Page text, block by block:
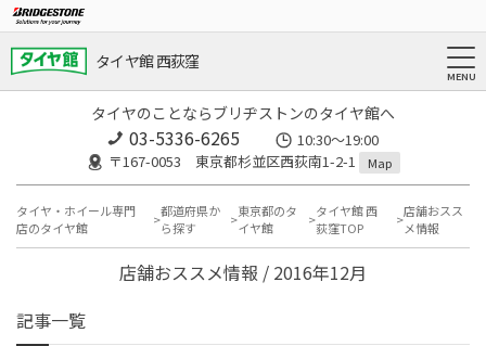
タイヤ館 西荻窪
タイヤのことならブリヂストンのタイヤ館へ
03-5336-6265
10:30～19:00
〒167-0053 東京都杉並区西荻南1-2-1
Map
タイヤ・ホイール専門
店のタイヤ館
都道府県か
ら探す
東京都のタ
イヤ館
タイヤ館 西
荻窪TOP
店舗おスス
メ情報
店舗おススメ情報 / 2016年12月
記事一覧